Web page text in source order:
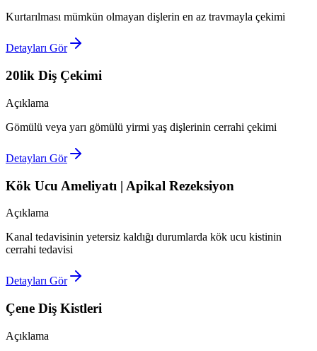
Kurtarılması mümkün olmayan dişlerin en az travmayla çekimi
Detayları Gör
20lik Diş Çekimi
Açıklama
Gömülü veya yarı gömülü yirmi yaş dişlerinin cerrahi çekimi
Detayları Gör
Kök Ucu Ameliyatı | Apikal Rezeksiyon
Açıklama
Kanal tedavisinin yetersiz kaldığı durumlarda kök ucu kistinin
cerrahi tedavisi
Detayları Gör
Çene Diş Kistleri
Açıklama